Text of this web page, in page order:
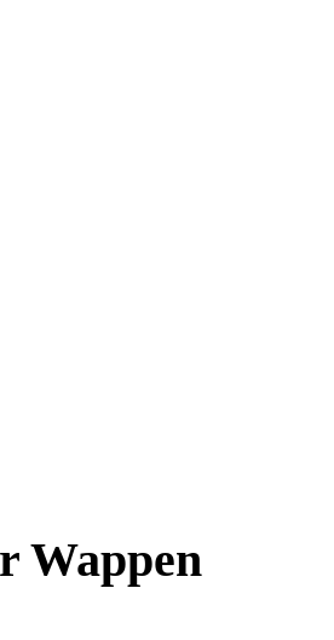
Wappen